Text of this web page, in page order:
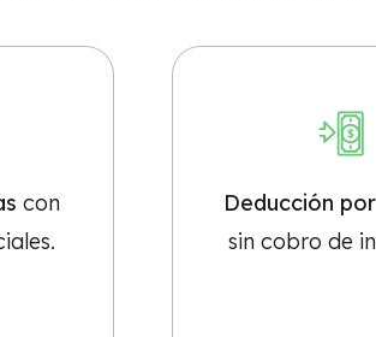
con
Deducción
sin cobro de